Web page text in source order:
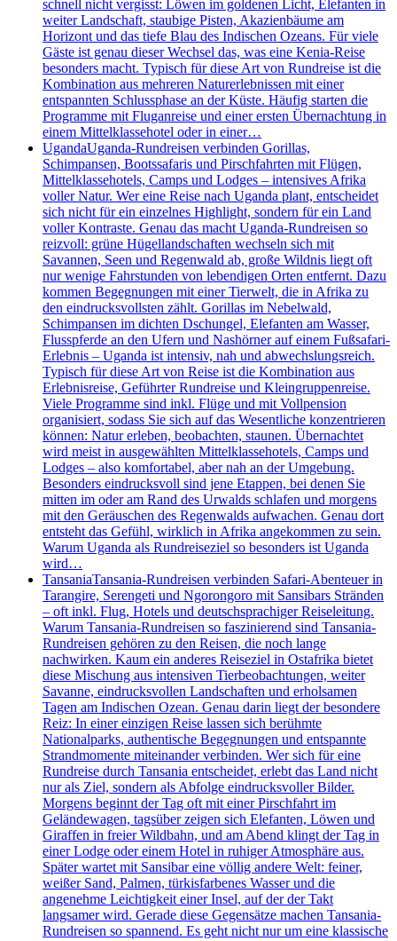
schnell nicht vergisst: Löwen im goldenen Licht, Elefanten in
weiter Landschaft, staubige Pisten, Akazienbäume am
Horizont und das tiefe Blau des Indischen Ozeans. Für viele
Gäste ist genau dieser Wechsel das, was eine Kenia-Reise
besonders macht. Typisch für diese Art von Rundreise ist die
Kombination aus mehreren Naturerlebnissen mit einer
entspannten Schlussphase an der Küste. Häufig starten die
Programme mit Fluganreise und einer ersten Übernachtung in
einem Mittelklassehotel oder in einer…
UgandaUganda-Rundreisen verbinden Gorillas,
Schimpansen, Bootssafaris und Pirschfahrten mit Flügen,
Mittelklassehotels, Camps und Lodges – intensives Afrika
voller Natur. Wer eine Reise nach Uganda plant, entscheidet
sich nicht für ein einzelnes Highlight, sondern für ein Land
voller Kontraste. Genau das macht Uganda-Rundreisen so
reizvoll: grüne Hügellandschaften wechseln sich mit
Savannen, Seen und Regenwald ab, große Wildnis liegt oft
nur wenige Fahrstunden von lebendigen Orten entfernt. Dazu
kommen Begegnungen mit einer Tierwelt, die in Afrika zu
den eindrucksvollsten zählt. Gorillas im Nebelwald,
Schimpansen im dichten Dschungel, Elefanten am Wasser,
Flusspferde an den Ufern und Nashörner auf einem Fußsafari-
Erlebnis – Uganda ist intensiv, nah und abwechslungsreich.
Typisch für diese Art von Reise ist die Kombination aus
Erlebnisreise, Geführter Rundreise und Kleingruppenreise.
Viele Programme sind inkl. Flüge und mit Vollpension
organisiert, sodass Sie sich auf das Wesentliche konzentrieren
können: Natur erleben, beobachten, staunen. Übernachtet
wird meist in ausgewählten Mittelklassehotels, Camps und
Lodges – also komfortabel, aber nah an der Umgebung.
Besonders eindrucksvoll sind jene Etappen, bei denen Sie
mitten im oder am Rand des Urwalds schlafen und morgens
mit den Geräuschen des Regenwalds aufwachen. Genau dort
entsteht das Gefühl, wirklich in Afrika angekommen zu sein.
Warum Uganda als Rundreiseziel so besonders ist Uganda
wird…
TansaniaTansania-Rundreisen verbinden Safari-Abenteuer in
Tarangire, Serengeti und Ngorongoro mit Sansibars Stränden
– oft inkl. Flug, Hotels und deutschsprachiger Reiseleitung.
Warum Tansania-Rundreisen so faszinierend sind Tansania-
Rundreisen gehören zu den Reisen, die noch lange
nachwirken. Kaum ein anderes Reiseziel in Ostafrika bietet
diese Mischung aus intensiven Tierbeobachtungen, weiter
Savanne, eindrucksvollen Landschaften und erholsamen
Tagen am Indischen Ozean. Genau darin liegt der besondere
Reiz: In einer einzigen Reise lassen sich berühmte
Nationalparks, authentische Begegnungen und entspannte
Strandmomente miteinander verbinden. Wer sich für eine
Rundreise durch Tansania entscheidet, erlebt das Land nicht
nur als Ziel, sondern als Abfolge eindrucksvoller Bilder.
Morgens beginnt der Tag oft mit einer Pirschfahrt im
Geländewagen, tagsüber zeigen sich Elefanten, Löwen und
Giraffen in freier Wildbahn, und am Abend klingt der Tag in
einer Lodge oder einem Hotel in ruhiger Atmosphäre aus.
Später wartet mit Sansibar eine völlig andere Welt: feiner,
weißer Sand, Palmen, türkisfarbenes Wasser und die
angenehme Leichtigkeit einer Insel, auf der der Takt
langsamer wird. Gerade diese Gegensätze machen Tansania-
Rundreisen so spannend. Es geht nicht nur um eine klassische